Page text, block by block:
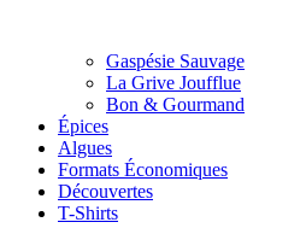
Gaspésie Sauvage
La Grive Joufflue
Bon & Gourmand
Épices
Algues
Formats Économiques
Découvertes
T-Shirts